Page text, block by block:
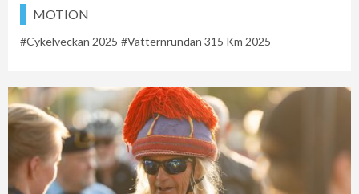
MOTION
Cykelveckan 2025 Vätternrundan 315 Km 2025